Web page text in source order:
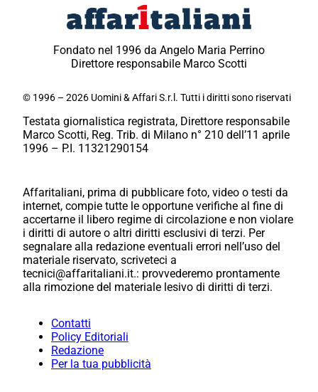
Fondato nel 1996 da Angelo Maria Perrino
Direttore responsabile Marco Scotti
© 1996 – 2026 Uomini & Affari S.r.l. Tutti i diritti sono riservati
Testata giornalistica registrata, Direttore responsabile
Marco Scotti, Reg. Trib. di Milano n° 210 dell’11 aprile
1996 – P.I. 11321290154
Affaritaliani, prima di pubblicare foto, video o testi da
internet, compie tutte le opportune verifiche al fine di
accertarne il libero regime di circolazione e non violare
i diritti di autore o altri diritti esclusivi di terzi. Per
segnalare alla redazione eventuali errori nell’uso del
materiale riservato, scriveteci a
tecnici@affaritaliani.it.: provvederemo prontamente
alla rimozione del materiale lesivo di diritti di terzi.
Contatti
Policy Editoriali
Redazione
Per la tua pubblicità